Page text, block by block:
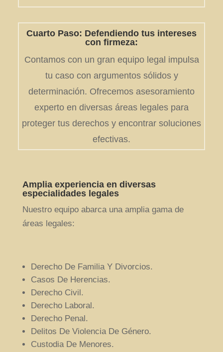
Cuarto Paso: Defendiendo tus intereses
con firmeza:
Contamos con un gran equipo legal impulsa
tu caso con argumentos sólidos y
determinación. Ofrecemos asesoramiento
experto en diversas áreas legales para
proteger tus derechos y encontrar soluciones
efectivas.
Amplia experiencia en diversas
especialidades legales
Nuestro equipo abarca una amplia gama de
áreas legales:
Derecho De Familia Y Divorcios.
Casos De Herencias.
Derecho Civil.
Derecho Laboral.
Derecho Penal.
Delitos De Violencia De Género.
Custodia De Menores.